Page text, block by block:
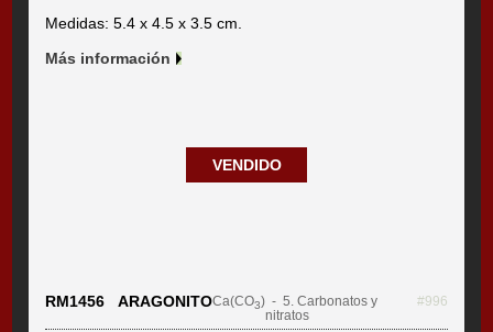
Medidas: 5.4 x 4.5 x 3.5 cm.
Más información
VENDIDO
RM1456 ARAGONITOCa(CO3) - 5. Carbonatos y
nitratos
#996